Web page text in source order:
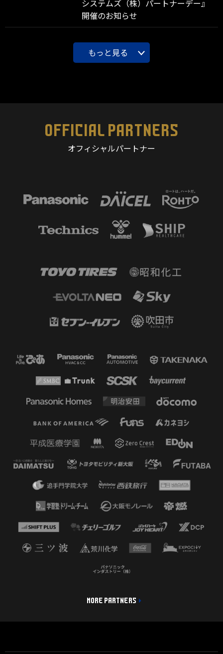
システムズ（株）パートナーデー』
開催のお知らせ
もっと見る
OFFICIAL PARTNERS
オフィシャルパートナー
MORE PARTNERS